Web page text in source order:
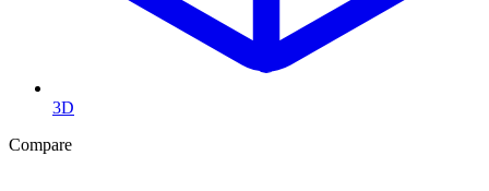
3D
Compare